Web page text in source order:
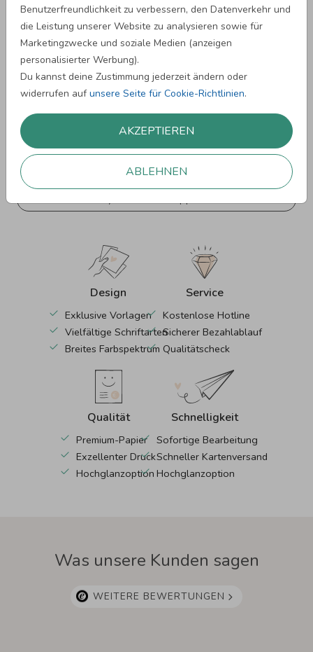
Benutzerfreundlichkeit zu verbessern, den Datenverkehr und
die Leistung unserer Website zu analysieren sowie für
Marketingzwecke und soziale Medien (anzeigen
personalisierter Werbung).
Du kannst deine Zustimmung jederzeit ändern oder
widerrufen aufunsere Seite für Cookie-Richtlinien.
AKZEPTIEREN
ABLEHNEN
Baby
Mit den liebevollen Coppenrath-Motiven werden Babykarten
zu kleinen Erinnerungsstücken voller Wärme. Ob Geburt,
Taufe oder erste Meilensteine - die zarten Illustrationen
begleiten besondere Momente rund ums Baby auf besonders
schöne Weise.
Design
Exklusive Vorlagen
Vielfältige Schriftarten
Breites Farbspektrum
Service
Kostenlose Hotline
Sicherer Bezahlablauf
Qualitätscheck
Qualität
Premium-Papier
Exzellenter Druck
Hochglanzoption
Schnelligkeit
Sofortige Bearbeitung
Schneller Kartenversand
Hochglanzoption
Was unsere Kunden sagen
WEITERE BEWERTUNGEN